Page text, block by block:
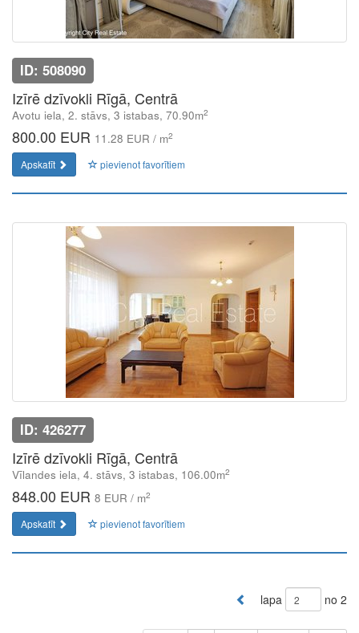
ID: 508090
Izīrē dzīvokli Rīgā, Centrā
Avotu iela, 2. stāvs, 3 istabas, 70.90m2
800.00 EUR 11.28 EUR / m2
Apskatīt pievienot favorītiem
ID: 426277
Izīrē dzīvokli Rīgā, Centrā
Vīlandes iela, 4. stāvs, 3 istabas, 106.00m2
848.00 EUR 8 EUR / m2
Apskatīt pievienot favorītiem
lapa no 2